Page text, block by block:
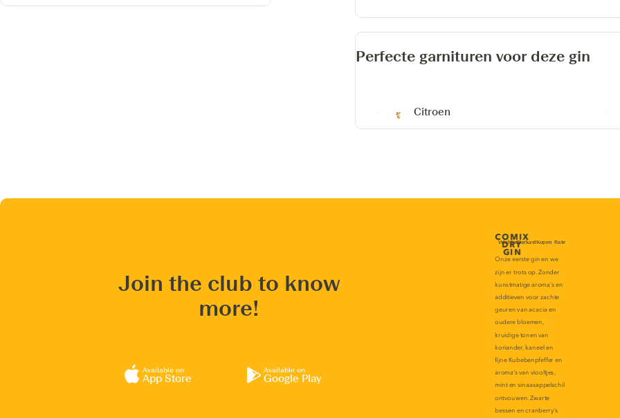
Perfecte garnituren voor deze gin
Citroen
Join the club to know
more!
Available on
App Store
Available on
Google Play